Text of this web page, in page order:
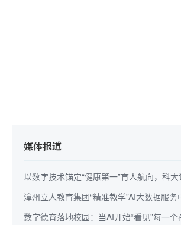
媒体报道
以数字技术锚定“健康第一”育人航向，科
心全面成长
漳州立人教育集团“精准教学”AI大数据服
数字德育落地校园：当AI开始“看见”每一个